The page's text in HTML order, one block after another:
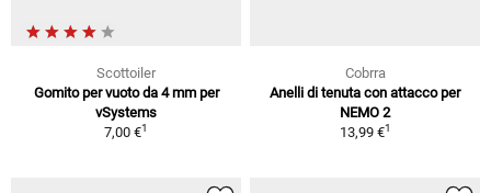
Scottoiler
Gomito per vuoto da 4 mm per
vSystems
7,00 €1
Cobrra
Anelli di tenuta con attacco per
NEMO 2
13,99 €1